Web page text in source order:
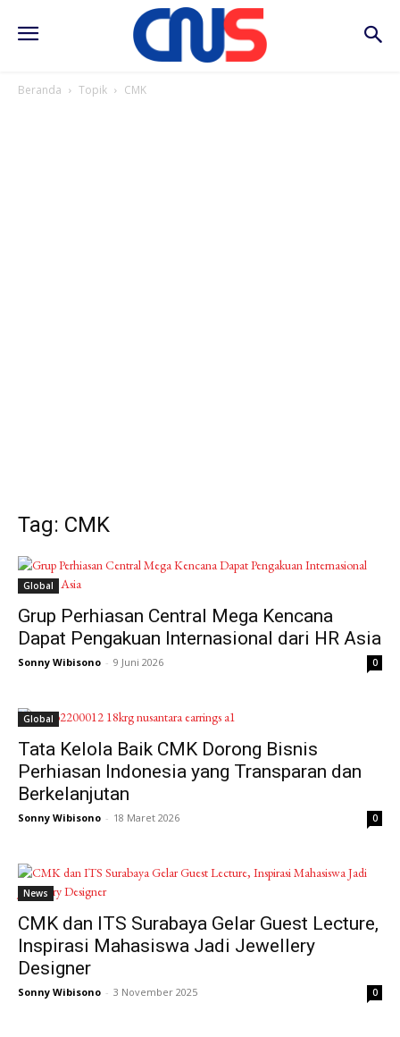
Beranda Topik CMK
Tag: CMK
Global
Grup Perhiasan Central Mega Kencana
Dapat Pengakuan Internasional dari HR Asia
Sonny Wibisono - 9 Juni 2026 0
Global
Tata Kelola Baik CMK Dorong Bisnis
Perhiasan Indonesia yang Transparan dan
Berkelanjutan
Sonny Wibisono - 18 Maret 2026 0
News
CMK dan ITS Surabaya Gelar Guest Lecture,
Inspirasi Mahasiswa Jadi Jewellery
Designer
Sonny Wibisono - 3 November 2025 0